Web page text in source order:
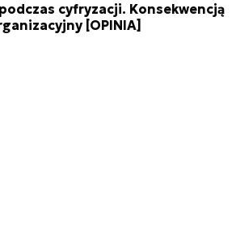
cyfryzacji. Konsekwencją
[OPINIA]